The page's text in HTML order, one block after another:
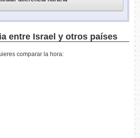
entre Israel y otros países
comparar la hora: